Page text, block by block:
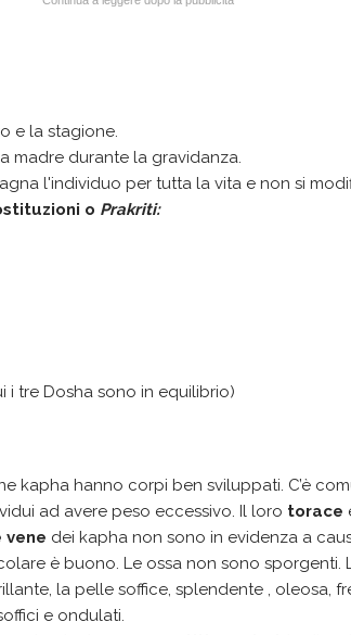
e la stagione.
madre durante la gravidanza.
l'individuo per tutta la vita e non si
o Prakriti:
i tre Dosha sono in equilibrio)
kapha hanno corpi ben sviluppati. C’è
ad avere peso eccessivo. Il loro torace
vene dei kapha non sono in evidenza a
è buono. Le ossa non sono sporgenti.
la pelle soffice, splendente , oleosa,
e ondulati.